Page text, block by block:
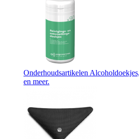
Onderhoudsartikelen
en meer.